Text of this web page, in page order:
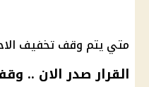
متي يتم وقف تخفيف
القرار صدر الان ..